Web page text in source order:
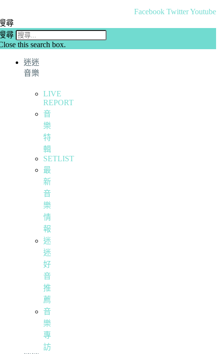
Facebook TwitterYoutube
尋
尋
this search box.
迷迷
音樂
LIVE
REPORT
音
樂
特
輯
SETLIST
最
新
音
樂
情
報
迷
迷
好
音
推
薦
音
樂
專
訪